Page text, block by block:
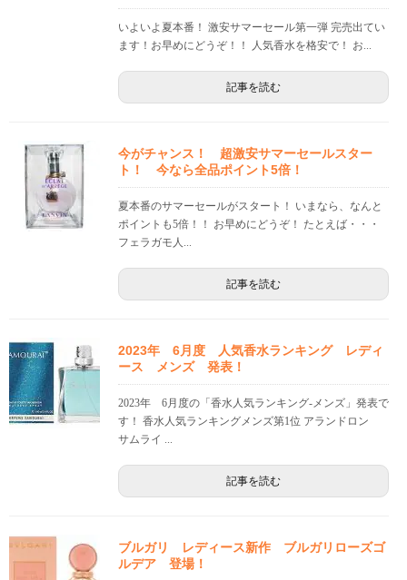
いよいよ夏本番！ 激安サマーセール第一弾 完売出てい
ます！お早めにどうぞ！！ 人気香水を格安で！ お...
記事を読む
今がチャンス！ 超激安サマーセールスター
ト！ 今なら全品ポイント5倍！
夏本番のサマーセールがスタート！ いまなら、なんと
ポイントも5倍！！ お早めにどうぞ！ たとえば・・・
フェラガモ人...
記事を読む
2023年 6月度 人気香水ランキング レディ
ース メンズ 発表！
2023年 6月度の「香水人気ランキング-メンズ」発表で
す！ 香水人気ランキングメンズ第1位 アランドロン
サムライ ...
記事を読む
ブルガリ レディース新作 ブルガリローズゴ
ルデア 登場！